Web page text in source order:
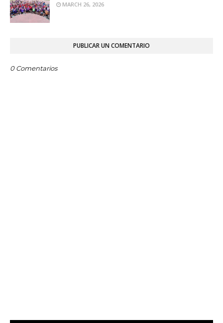
MARCH 26, 2026
PUBLICAR UN COMENTARIO
0 Comentarios